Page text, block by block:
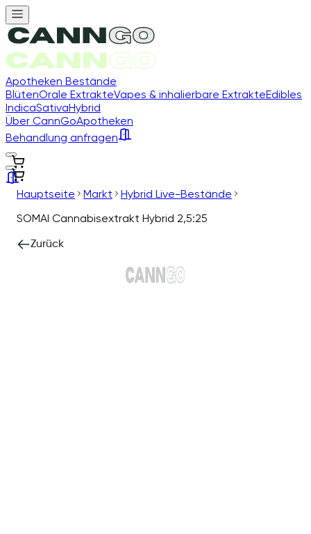
Apotheken Bestände
BlütenOrale ExtrakteVapes & inhalierbare ExtrakteEdibles
IndicaSativaHybrid
Über CannGoApotheken
Behandlung anfragen
Hauptseite Markt
Hybrid Live-Bestände
SOMAI Cannabisextrakt Hybrid 2,5:25
Zurück